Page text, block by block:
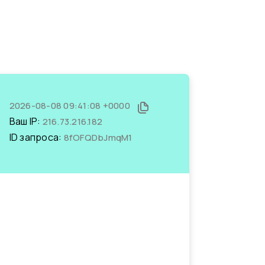
2026-08-08 09:41:08 +0000
Ваш IP: 216.73.216.182
ID запроса: 8fOFQDbJmqM1